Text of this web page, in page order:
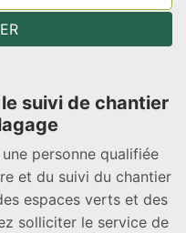
suivi de chantier
personne qualifiée
et du suivi du chantier
espaces verts et des
solliciter le service de